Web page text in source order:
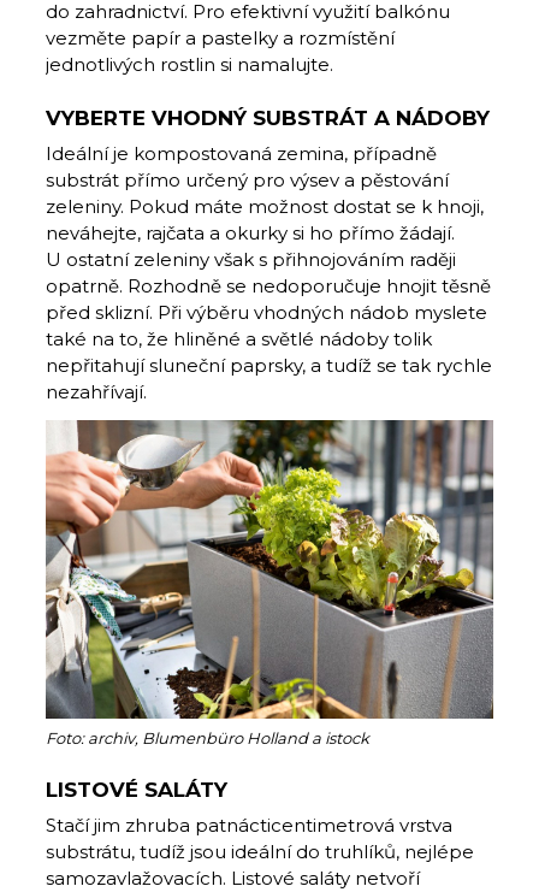
do zahradnictví. Pro efektivní využití balkónu
vezměte papír a pastelky a rozmístění
jednotlivých rostlin si namalujte.
VYBERTE VHODNÝ SUBSTRÁT A NÁDOBY
Ideální je kompostovaná zemina, případně
substrát přímo určený pro výsev a pěstování
zeleniny. Pokud máte možnost dostat se k hnoji,
neváhejte, rajčata a okurky si ho přímo žádají.
U ostatní zeleniny však s přihnojováním raději
opatrně. Rozhodně se nedoporučuje hnojit těsně
před sklizní. Při výběru vhodných nádob myslete
také na to, že hliněné a světlé nádoby tolik
nepřitahují sluneční paprsky, a tudíž se tak rychle
nezahřívají.
Foto: archiv, Blumenbüro Holland a istock
LISTOVÉ SALÁTY
Stačí jim zhruba patnácticentimetrová vrstva
substrátu, tudíž jsou ideální do truhlíků, nejlépe
samozavlažovacích. Listové saláty netvoří